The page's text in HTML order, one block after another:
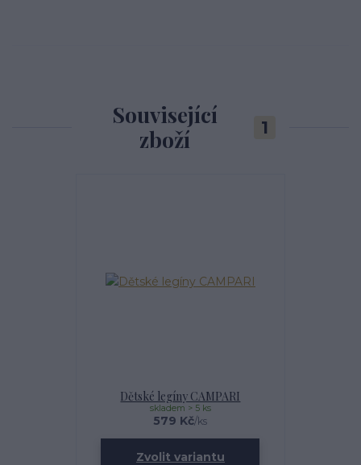
Související
zboží
1
Dětské legíny CAMPARI
579 Kč/ks
skladem > 5 ks
Zvolit variantu